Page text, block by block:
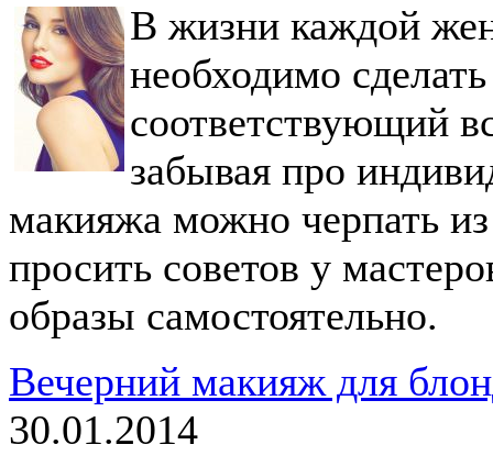
В жизни каждой
необходимо
соответствующий
забывая про
макияжа можно черпать
просить советов у
образы самостоятельно.
Вечерний макияж для
30.01.2014